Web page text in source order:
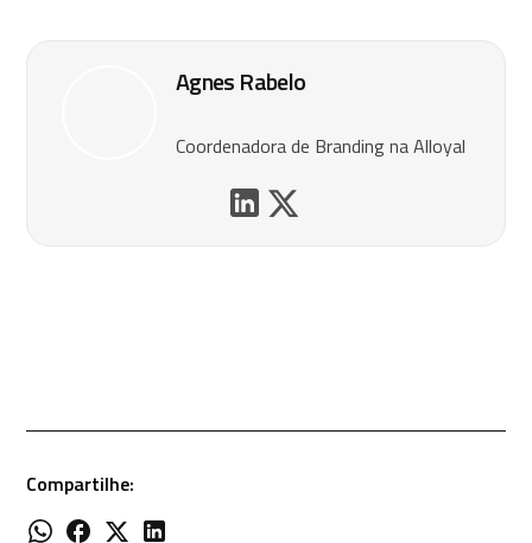
Agnes Rabelo
Coordenadora de Branding na Alloyal
Compartilhe: